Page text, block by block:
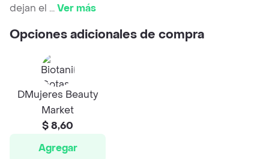
dejan el ...Ver más
Opciones adicionales de compra
DMujeres Beauty
Market
$ 8,60
Agregar